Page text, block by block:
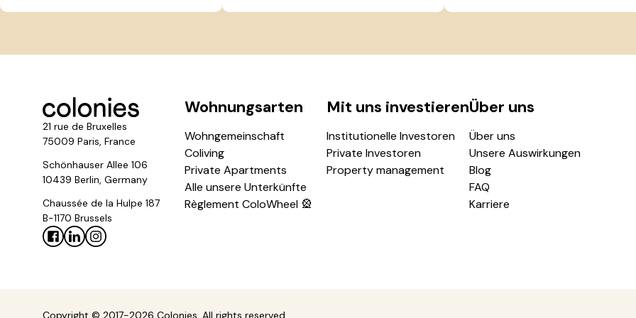
21 rue de Bruxelles
75009 Paris, France
Schönhauser Allee 106
10439 Berlin, Germany
Chaussée de la Hulpe 187
B-1170 Brussels
Wohnungsarten
Wohngemeinschaft
Coliving
Private Apartments
Alle unsere Unterkünfte
Règlement ColoWheel 🎡
Mit uns investieren
Institutionelle Investoren
Private Investoren
Property management
Über uns
Über uns
Unsere Auswirkungen
Blog
FAQ
Karriere
Copyright © 2017-2026 Colonies. All rights reserved.